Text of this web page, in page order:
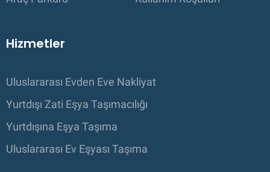
Hizmetler
Uluslararası Evden Eve Nakliyat
Yurtdışı Zati Eşya Taşımacılığı
Yurtdışına Eşya Taşıma
Uluslararası Ev Eşyası Taşıma